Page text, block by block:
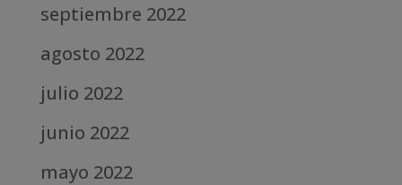
septiembre 2022
agosto 2022
julio 2022
junio 2022
mayo 2022